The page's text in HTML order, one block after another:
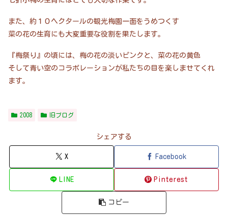
また、約１０ヘクタールの観光梅園一面をうめつくす
菜の花の生育にも大変重要な役割を果たします。
『梅祭り』の頃には、梅の花の淡いピンクと、菜の花の黄色
そして青い空のコラボレーションが私たちの目を楽しませてくれ
ます。
2008 旧ブログ
シェアする
X Facebook
LINE Pinterest
コピー